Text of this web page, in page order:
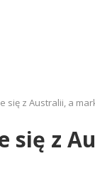
się z Australii, a
się z